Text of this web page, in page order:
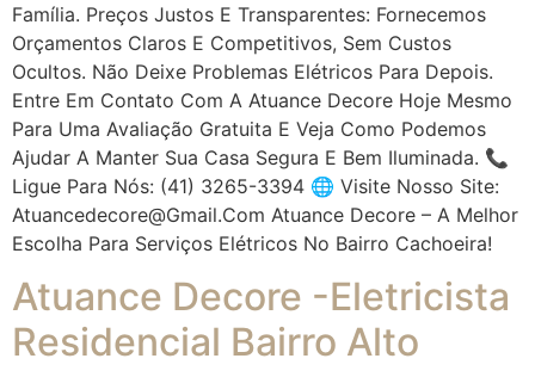
Família. Preços Justos E Transparentes: Fornecemos
Orçamentos Claros E Competitivos, Sem Custos
Ocultos. Não Deixe Problemas Elétricos Para Depois.
Entre Em Contato Com A Atuance Decore Hoje Mesmo
Para Uma Avaliação Gratuita E Veja Como Podemos
Ajudar A Manter Sua Casa Segura E Bem Iluminada. 📞
Ligue Para Nós: (41) 3265-3394 🌐 Visite Nosso Site:
Atuancedecore@gmail.com Atuance Decore – A Melhor
Escolha Para Serviços Elétricos No Bairro Cachoeira!
Atuance Decore -Eletricista
Residencial Bairro Alto